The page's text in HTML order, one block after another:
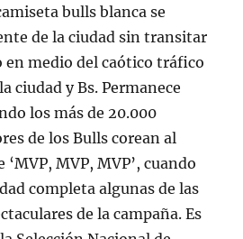
bulls blanca se
de la ciudad sin transitar
en medio del caótico tráfico
ciudad y Bs. Permanece
los más de 20.000
de los Bulls corean al
MVP, MVP’, cuando
completa algunas de las
de la campaña. Es